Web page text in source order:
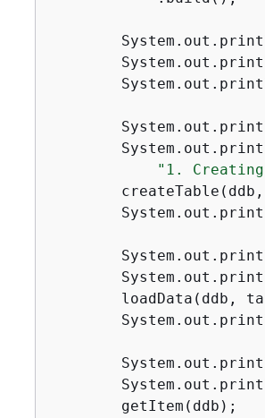
"1. Creating
loadData(ddb,
        getItem(ddb);